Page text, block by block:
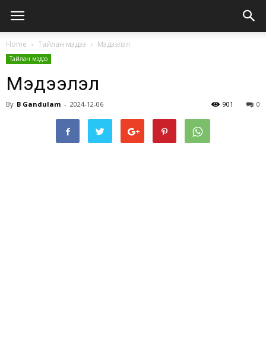
Home Тайлан мэдээ Мэдээлэл
Тайлан мэдээ
Мэдээлэл
By B Gandulam - 2024-12-06 0
901